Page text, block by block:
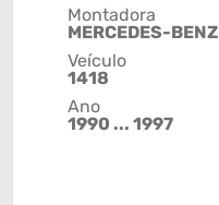
Montadora
MERCEDES-BENZ
Veículo
1418
Ano
1990 ... 1997